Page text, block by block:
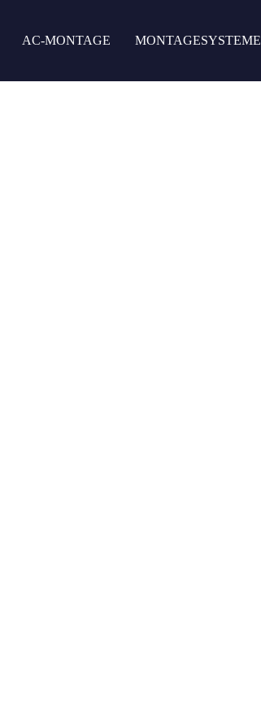
AC-MONTAGE MONTAGESYSTEME